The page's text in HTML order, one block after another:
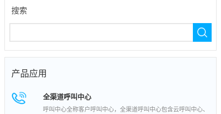
搜索
产品应用
全渠道呼叫中心
呼叫中心全称客户呼叫中心，全渠道呼叫中心包含云呼叫中心、